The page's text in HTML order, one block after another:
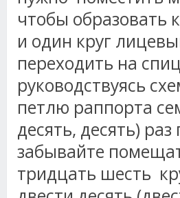
чтобы образовать
и один круг
переходить на
руководствуясь
петлю раппорта
десять, десять)
забывайте
тридцать шесть